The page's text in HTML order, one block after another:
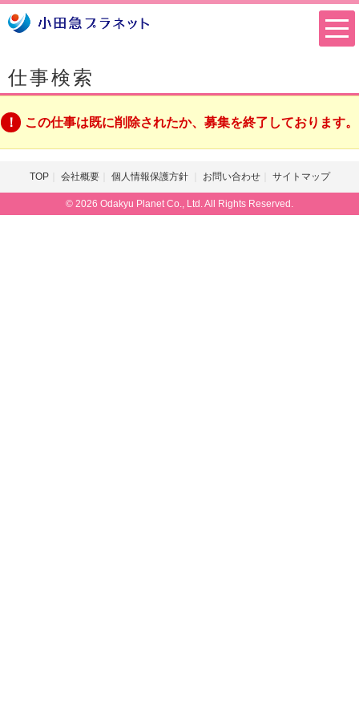
仕事検索
この仕事は既に削除されたか、募集を終了しております。
TOP 会社概要 個人情報保護方針 お問い合わせ サイトマップ
© 2026 Odakyu Planet Co., Ltd. All Rights Reserved.